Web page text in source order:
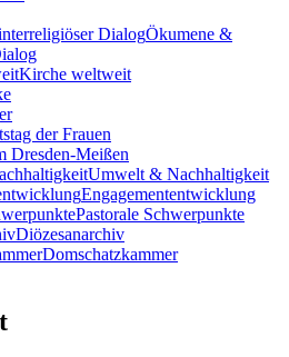
Ökumene &
Kirche weltweit
der Frauen
Dresden-Meißen
Umwelt & Nachhaltigkeit
Engagemententwicklung
Pastorale Schwerpunkte
Diözesanarchiv
Domschatzkammer